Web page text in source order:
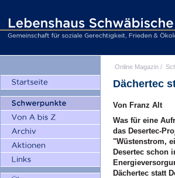
Online Magazin /
Dächertec
Von Franz Alt
Was für eine
das Desertec-
"Wüstenstrom,
Desertec schon
Dächertec statt